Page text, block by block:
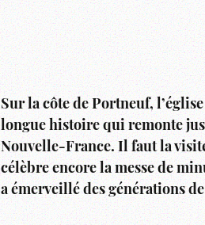
Sur la côte de Portneuf,
longue histoire qui remonte
Nouvelle-France. Il faut la
célèbre encore la messe de
a émerveillé des générations